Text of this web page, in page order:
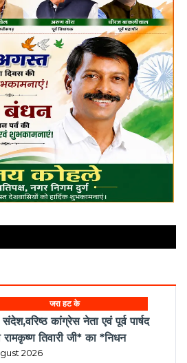
❯
जरा हट के
कांग्रेस नेता एवं पूर्व पार्षद
रामकृष्ण तिवारी जी* का *निधन
2026